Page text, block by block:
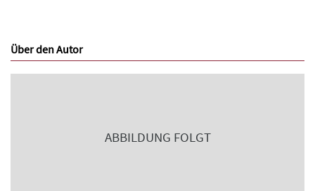
Über den Autor
ABBILDUNG FOLGT